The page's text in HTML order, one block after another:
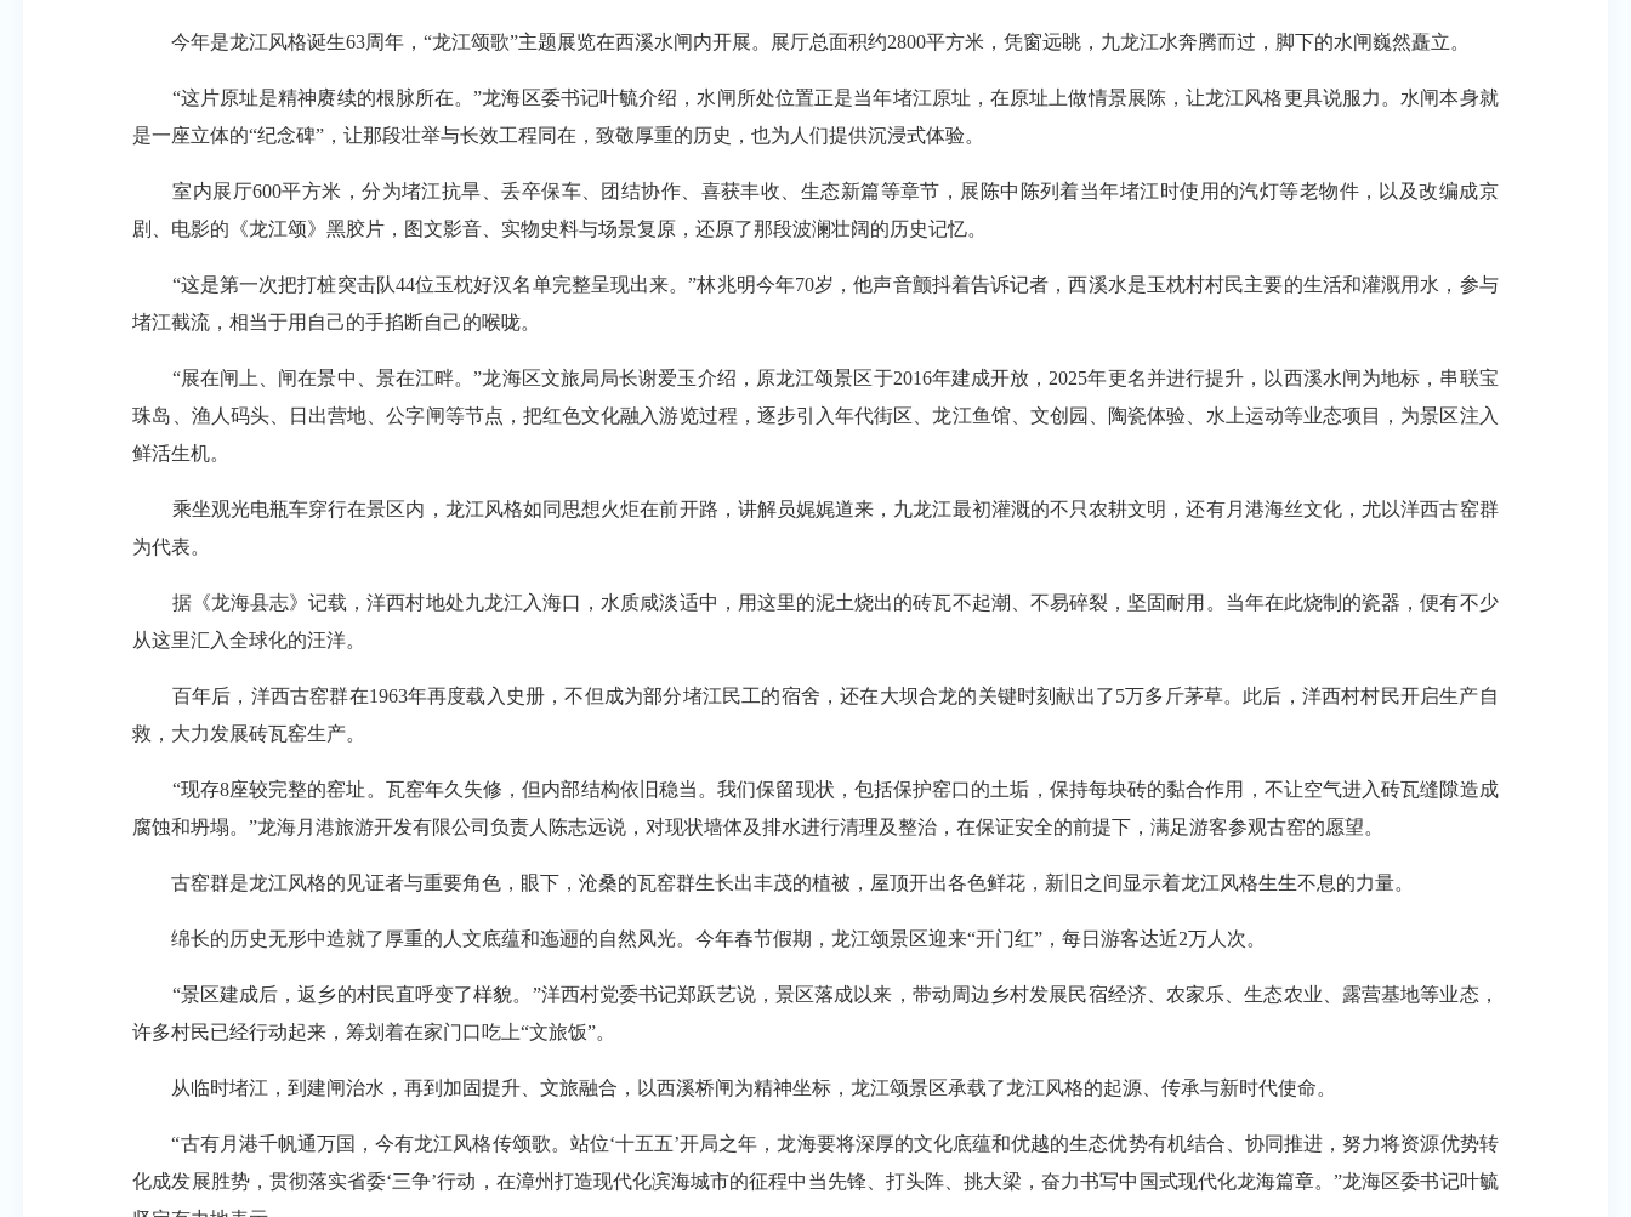
今年是龙江风格诞生63周年，“龙江颂歌”主题展览在西溪水闸内开展。展厅总面积约2800平方米，凭窗远眺，九龙江水奔腾而过，脚下的水闸巍然矗立。
“这片原址是精神赓续的根脉所在。”龙海区委书记叶毓介绍，水闸所处位置正是当年堵江原址，在原址上做情景展陈，让龙江风格更具说服力。水闸本身就
是一座立体的“纪念碑”，让那段壮举与长效工程同在，致敬厚重的历史，也为人们提供沉浸式体验。
室内展厅600平方米，分为堵江抗旱、丢卒保车、团结协作、喜获丰收、生态新篇等章节，展陈中陈列着当年堵江时使用的汽灯等老物件，以及改编成京
剧、电影的《龙江颂》黑胶片，图文影音、实物史料与场景复原，还原了那段波澜壮阔的历史记忆。
“这是第一次把打桩突击队44位玉枕好汉名单完整呈现出来。”林兆明今年70岁，他声音颤抖着告诉记者，西溪水是玉枕村村民主要的生活和灌溉用水，参与
堵江截流，相当于用自己的手掐断自己的喉咙。
“展在闸上、闸在景中、景在江畔。”龙海区文旅局局长谢爱玉介绍，原龙江颂景区于2016年建成开放，2025年更名并进行提升，以西溪水闸为地标，串联宝
珠岛、渔人码头、日出营地、公字闸等节点，把红色文化融入游览过程，逐步引入年代街区、龙江鱼馆、文创园、陶瓷体验、水上运动等业态项目，为景区注入
鲜活生机。
乘坐观光电瓶车穿行在景区内，龙江风格如同思想火炬在前开路，讲解员娓娓道来，九龙江最初灌溉的不只农耕文明，还有月港海丝文化，尤以洋西古窑群
为代表。
据《龙海县志》记载，洋西村地处九龙江入海口，水质咸淡适中，用这里的泥土烧出的砖瓦不起潮、不易碎裂，坚固耐用。当年在此烧制的瓷器，便有不少
从这里汇入全球化的汪洋。
百年后，洋西古窑群在1963年再度载入史册，不但成为部分堵江民工的宿舍，还在大坝合龙的关键时刻献出了5万多斤茅草。此后，洋西村村民开启生产自
救，大力发展砖瓦窑生产。
“现存8座较完整的窑址。瓦窑年久失修，但内部结构依旧稳当。我们保留现状，包括保护窑口的土垢，保持每块砖的黏合作用，不让空气进入砖瓦缝隙造成
腐蚀和坍塌。”龙海月港旅游开发有限公司负责人陈志远说，对现状墙体及排水进行清理及整治，在保证安全的前提下，满足游客参观古窑的愿望。
古窑群是龙江风格的见证者与重要角色，眼下，沧桑的瓦窑群生长出丰茂的植被，屋顶开出各色鲜花，新旧之间显示着龙江风格生生不息的力量。
绵长的历史无形中造就了厚重的人文底蕴和迤逦的自然风光。今年春节假期，龙江颂景区迎来“开门红”，每日游客达近2万人次。
“景区建成后，返乡的村民直呼变了样貌。”洋西村党委书记郑跃艺说，景区落成以来，带动周边乡村发展民宿经济、农家乐、生态农业、露营基地等业态，
许多村民已经行动起来，筹划着在家门口吃上“文旅饭”。
从临时堵江，到建闸治水，再到加固提升、文旅融合，以西溪桥闸为精神坐标，龙江颂景区承载了龙江风格的起源、传承与新时代使命。
“古有月港千帆通万国，今有龙江风格传颂歌。站位‘十五五’开局之年，龙海要将深厚的文化底蕴和优越的生态优势有机结合、协同推进，努力将资源优势转
化成发展胜势，贯彻落实省委‘三争’行动，在漳州打造现代化滨海城市的征程中当先锋、打头阵、挑大梁，奋力书写中国式现代化龙海篇章。”龙海区委书记叶毓